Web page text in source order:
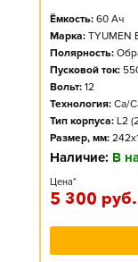
Ёмкость: 60 Ач
Марка: TYUMEN
Полярность:
Пусковой ток:
Вольт: 12
Технология: Ca/
Тип корпуса: L2
Размер, мм:
Наличие: В
Цена*
5 300 руб.